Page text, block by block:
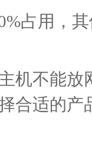
占用，
机不能
合适的产